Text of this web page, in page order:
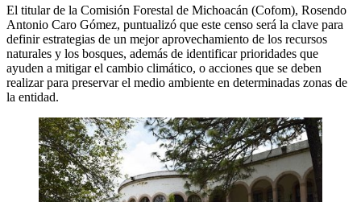
El titular de la Comisión Forestal de Michoacán (Cofom), Rosendo
Antonio Caro Gómez, puntualizó que este censo será la clave para
definir estrategias de un mejor aprovechamiento de los recursos
naturales y los bosques, además de identificar prioridades que
ayuden a mitigar el cambio climático, o acciones que se deben
realizar para preservar el medio ambiente en determinadas zonas de
la entidad.